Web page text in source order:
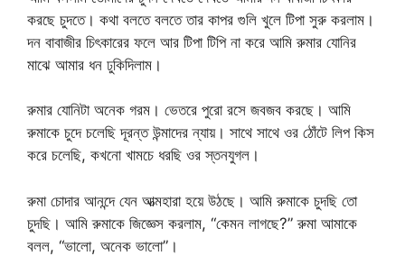
করছে চুদতে। কথা বলতে বলতে তার কাপর গুলি খুলে টিপা সুরু করলাম।
দন বাবাজীর চিৎকারের ফলে আর টিপা টিপি না করে আমি রুমার যোনির
মাঝে আমার ধন ঢুকিদিলাম।
রুমার যোনিটা অনেক গরম। ভেতরে পুরো রসে জবজব করছে। আমি
রুমাকে চুদে চলেছি দূরন্ত উন্মাদের ন্যায়। সাথে সাথে ওর ঠোঁটে লিপ কিস
করে চলেছি, কখনো খামচে ধরছি ওর স্তনযুগল।
রুমা চোদার আনন্দে যেন আত্মহারা হয়ে উঠছে। আমি রুমাকে চুদছি তো
চুদছি। আমি রুমাকে জিজ্ঞেস করলাম, “কেমন লাগছে?” রুমা আমাকে
বলল, “ভালো, অনেক ভালো”।